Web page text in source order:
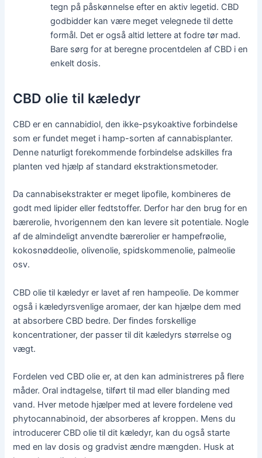
tegn på påskønnelse efter en aktiv legetid. CBD
godbidder kan være meget velegnede til dette
formål. Det er også altid lettere at fodre tør mad.
Bare sørg for at beregne procentdelen af ​​CBD i en
enkelt dosis.
CBD olie til kæledyr
CBD er en cannabidiol, den ikke-psykoaktive forbindelse
som er fundet meget i hamp-sorten af ​​cannabisplanter.
Denne naturligt forekommende forbindelse adskilles fra
planten ved hjælp af standard ekstraktionsmetoder.
Da cannabisekstrakter er meget lipofile, kombineres de
godt med lipider eller fedtstoffer. Derfor har den brug for en
bærerolie, hvorigennem den kan levere sit potentiale. Nogle
af de almindeligt anvendte bærerolier er hampefrøolie,
kokosnøddeolie, olivenolie, spidskommenolie, palmeolie
osv.
CBD olie til kæledyr er lavet af ren hampeolie. De kommer
også i kæledyrsvenlige aromaer, der kan hjælpe dem med
at absorbere CBD bedre. Der findes forskellige
koncentrationer, der passer til dit kæledyrs størrelse og
vægt.
Fordelen ved CBD olie er, at den kan administreres på flere
måder. Oral indtagelse, tilført til mad eller blanding med
vand. Hver metode hjælper med at levere fordelene ved
phytocannabinoid, der absorberes af kroppen. Mens du
introducerer CBD olie til dit kæledyr, kan du også starte
med en lav dosis og gradvist ændre mængden. Husk at